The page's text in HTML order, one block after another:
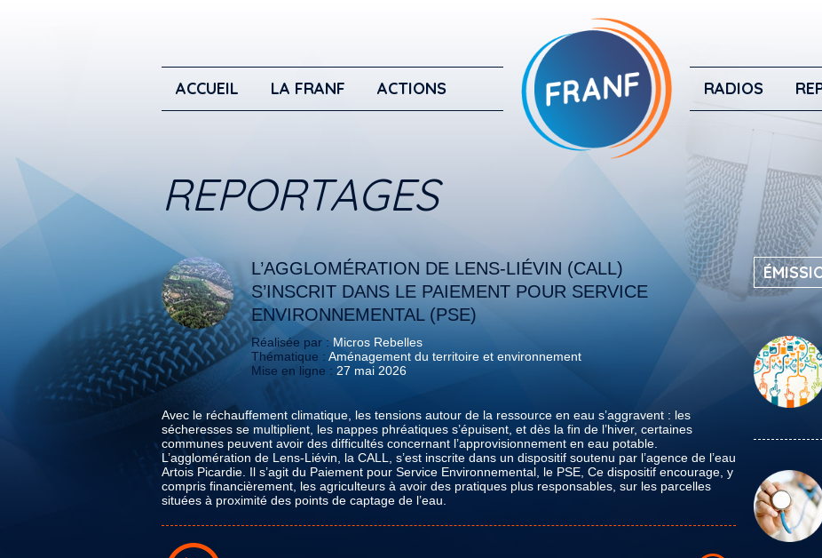
ACCUEIL LA FRANF ACTIONS RADIOS
REPORTAGES
L’AGGLOMÉRATION DE LENS-LIÉVIN (CALL)
S’INSCRIT DANS LE PAIEMENT POUR SERVICE
ENVIRONNEMENTAL (PSE)
Réalisée par : Micros Rebelles
Thématique : Aménagement du territoire et environnement
Mise en ligne : 27 mai 2026
Avec le réchauffement climatique, les tensions autour de la ressource en eau s’aggravent : les
sécheresses se multiplient, les nappes phréatiques s’épuisent, et dès la fin de l’hiver, certaines
communes peuvent avoir des difficultés concernant l’approvisionnement en eau potable.
L’agglomération de Lens-Liévin, la CALL, s’est inscrite dans un dispositif soutenu par l’agence de l’eau
Artois Picardie. Il s’agit du Paiement pour Service Environnemental, le PSE, Ce dispositif encourage, y
compris financièrement, les agriculteurs à avoir des pratiques plus responsables, sur les parcelles
situées à proximité des points de captage de l’eau.